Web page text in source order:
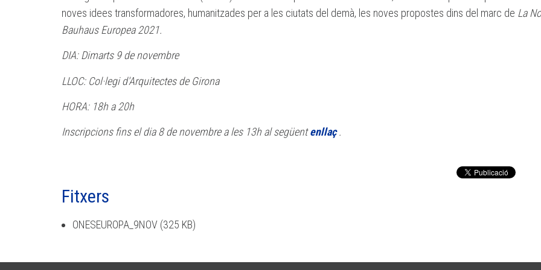
noves idees transformadores, humanitzades per a les ciutats del demà, les noves propostes dins del marc de La
Bauhaus Europea 2021.
DIA: Dimarts 9 de novembre
LLOC: Col·legi d'Arquitectes de Girona
HORA: 18h a 20h
Inscripcions fins el dia 8 de novembre a les 13h al següentenllaç.
Fitxers
ONESEUROPA_9NOV (325 KB)